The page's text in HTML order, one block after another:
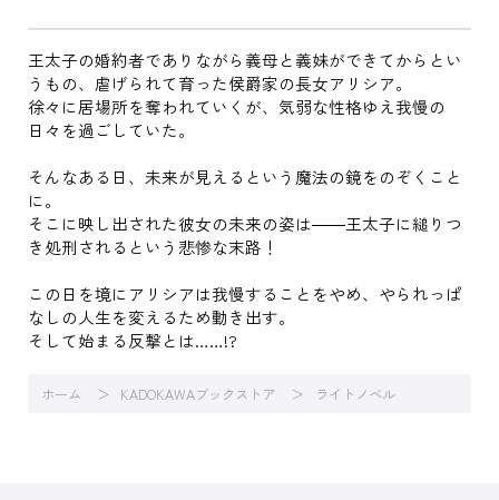
王太子の婚約者でありながら義母と義妹ができてからとい
うもの、虐げられて育った侯爵家の長女アリシア。
徐々に居場所を奪われていくが、気弱な性格ゆえ我慢の
日々を過ごしていた。
そんなある日、未来が見えるという魔法の鏡をのぞくこと
に。
そこに映し出された彼女の未来の姿は――王太子に縋りつ
き処刑されるという悲惨な末路！
この日を境にアリシアは我慢することをやめ、やられっぱ
なしの人生を変えるため動き出す。
そして始まる反撃とは……!?
ホーム KADOKAWAブックストア ライトノベル